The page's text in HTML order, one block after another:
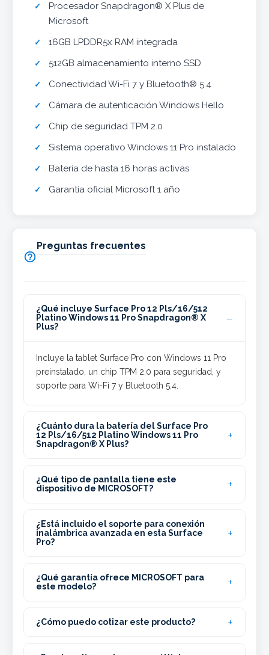
Procesador Snapdragon® X Plus de
Microsoft
16GB LPDDR5x RAM integrada
512GB almacenamiento interno SSD
Conectividad Wi-Fi 7 y Bluetooth® 5.4
Cámara de autenticación Windows Hello
Chip de seguridad TPM 2.0
Sistema operativo Windows 11 Pro instalado
Batería de hasta 16 horas activas
Garantía oficial Microsoft 1 año

Preguntas frecuentes
¿Qué incluye Surface Pro 12 Pls/16/512
Platino Windows 11 Pro Snapdragon® X
Plus?
Incluye la tablet Surface Pro con Windows 11 Pro
preinstalado, un chip TPM 2.0 para seguridad, y
soporte para Wi-Fi 7 y Bluetooth 5.4.
¿Cuánto dura la batería del Surface Pro
12 Pls/16/512 Platino Windows 11 Pro
Snapdragon® X Plus?
¿Qué tipo de pantalla tiene este
dispositivo de MICROSOFT?
¿Está incluido el soporte para conexión
inalámbrica avanzada en esta Surface
Pro?
¿Qué garantía ofrece MICROSOFT para
este modelo?
¿Cómo puedo cotizar este producto?